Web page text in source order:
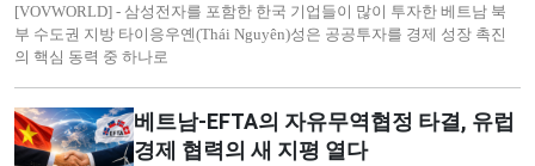
[VOVWORLD] - 삼성전자를 포함한 한국 기업들이 많이 투자한 베트남 북
부 수도권 지방 타이응우옌(Thái Nguyên)성은 공공투자를 경제 성장 촉진
의 핵심 동력 중 하나로
베트남-EFTA의 자유무역협정 타결, 유럽
경제 협력의 새 지평 열다